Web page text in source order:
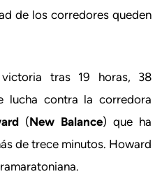
de los corredores queden
tras 19 horas, 38
lucha contra la corredora
(New Balance) que ha
de trece minutos. Howard